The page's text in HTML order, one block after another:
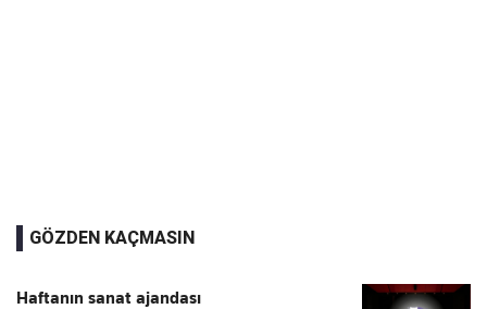
GÖZDEN KAÇMASIN
Haftanın sanat ajandası